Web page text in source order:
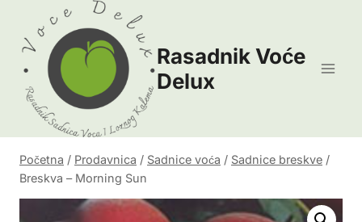
content
Rasadnik Voće
Delux
Početna / Prodavnica / Sadnice voća / Sadnice breskve /
Breskva – Morning Sun